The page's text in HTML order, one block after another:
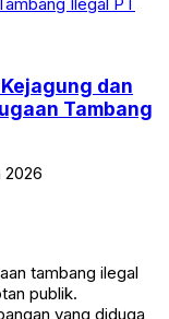
dan
Tambang
tambang ilegal
publik.
yang diduga